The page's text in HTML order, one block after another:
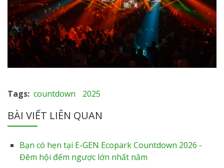
Tags countdown 2025
BÀI VIẾT LIÊN QUAN
Bạn có hẹn tại E-GEN Ecopark Countdown 2026 -
Đêm hội đếm ngược lớn nhất năm